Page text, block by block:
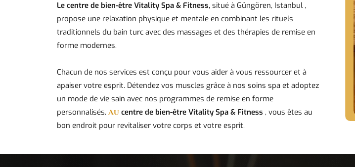
Le centre de bien-être Vitality Spa & Fitness, situé à Güngören, Istanbul ,
propose une relaxation physique et mentale en combinant les rituels
traditionnels du bain turc avec des massages et des thérapies de remise en
forme modernes.
Chacun de nos services est conçu pour vous aider à vous ressourcer et à
apaiser votre esprit. Détendez vos muscles grâce à nos soins spa et adoptez
un mode de vie sain avec nos programmes de remise en forme
personnalisés. Au centre de bien-être Vitality Spa & Fitness , vous êtes au
bon endroit pour revitaliser votre corps et votre esprit.